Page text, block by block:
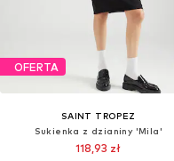
OFERTA
SAINT TROPEZ
Sukienka z dzianiny 'Mila'
118,93 zł